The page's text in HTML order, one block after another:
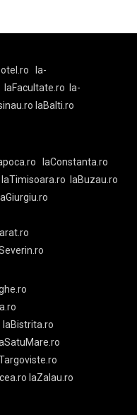
la-
laFacultate.ro
la-
laBalti.ro
laConstanta.ro
laTimisoara.ro
laBuzau.ro
laGiurgiu.ro
laBistrita.ro
laZalau.ro